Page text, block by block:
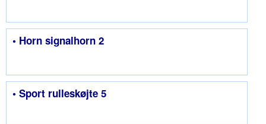
• Horn signalhorn 2
• Sport rulleskøjte 5